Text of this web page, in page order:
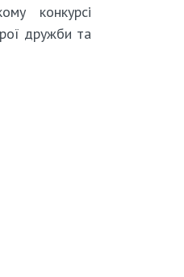
конкурсі
дружби та